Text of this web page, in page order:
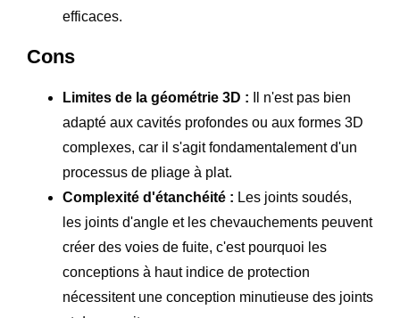
efficaces.
Cons
Limites de la géométrie 3D : Il n'est pas bien
adapté aux cavités profondes ou aux formes 3D
complexes, car il s'agit fondamentalement d'un
processus de pliage à plat.
Complexité d'étanchéité : Les joints soudés,
les joints d'angle et les chevauchements peuvent
créer des voies de fuite, c'est pourquoi les
conceptions à haut indice de protection
nécessitent une conception minutieuse des joints